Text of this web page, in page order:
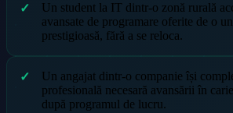
Un student la IT dintr-o zonă rurală
avansate de programare oferite de o
prestigioasă, fără a se reloca.
Un angajat dintr-o companie își
profesională necesară avansării în
după programul de lucru.